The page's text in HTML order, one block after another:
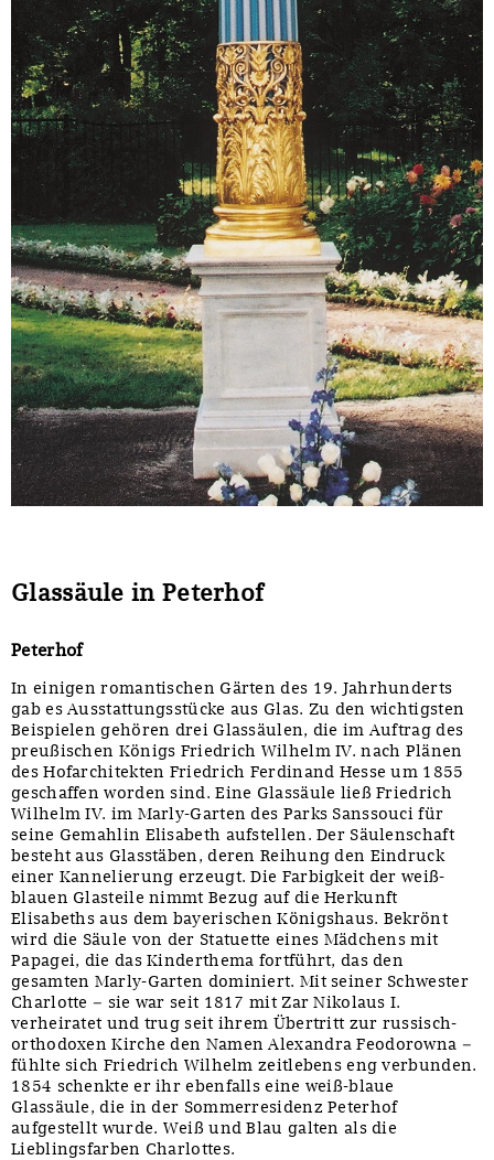
Glassäule in Peterhof
Peterhof
In einigen romantischen Gärten des 19. Jahrhunderts
gab es Ausstattungsstücke aus Glas. Zu den wichtigsten
Beispielen gehören drei Glassäulen, die im Auftrag des
preußischen Königs Friedrich Wilhelm IV. nach Plänen
des Hofarchitekten Friedrich Ferdinand Hesse um 1855
geschaffen worden sind. Eine Glassäule ließ Friedrich
Wilhelm IV. im Marly-Garten des Parks Sanssouci für
seine Gemahlin Elisabeth aufstellen. Der Säulenschaft
besteht aus Glasstäben, deren Reihung den Eindruck
einer Kannelierung erzeugt. Die Farbigkeit der weiß-
blauen Glasteile nimmt Bezug auf die Herkunft
Elisabeths aus dem bayerischen Königshaus. Bekrönt
wird die Säule von der Statuette eines Mädchens mit
Papagei, die das Kinderthema fortführt, das den
gesamten Marly-Garten dominiert. Mit seiner Schwester
Charlotte – sie war seit 1817 mit Zar Nikolaus I.
verheiratet und trug seit ihrem Übertritt zur russisch-
orthodoxen Kirche den Namen Alexandra Feodorowna –
fühlte sich Friedrich Wilhelm zeitlebens eng verbunden.
1854 schenkte er ihr ebenfalls eine weiß-blaue
Glassäule, die in der Sommerresidenz Peterhof
aufgestellt wurde. Weiß und Blau galten als die
Lieblingsfarben Charlottes.